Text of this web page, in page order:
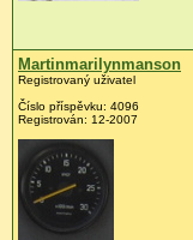
Martinmarilynmanson
Registrovaný uživatel
Číslo příspěvku: 4096
Registrován: 12-2007